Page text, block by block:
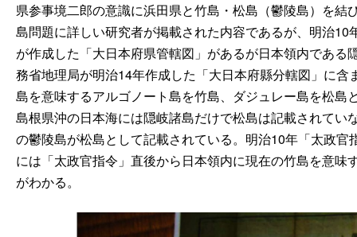
県参事境二郎の意識に浜田県と竹島・松島（鬱陵島）を結
島問題に詳しい研究者が掲載された内容であるが、明治10
が作成した「大日本府県管轄図」があるが日本領内であ
務省地理局が明治14年作成した「大日本府縣分轄図」に
島を意味するアルゴノート島を竹島、ダジュレー島を松
島根県沖の日本海には隠岐諸島だけで松島は記載されて
の鬱陵島が松島として記載されている。明治10年「太政
には「太政官指令」直後から日本領内に現在の竹島を意
がわかる。